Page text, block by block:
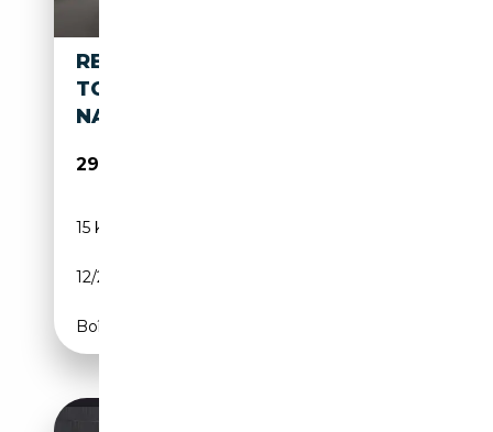
RENAULT KANGOO TECHNO
TCE 130 EDC *KLIMA*PDC*
NAVI*
29 980€
15 km
12/2024
Boîte automatique